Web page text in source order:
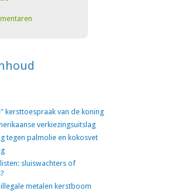
kersttoespraak van de koning
verkiezingsuitslag
tegen palmolie en kokosvet
sluiswachters of
metalen kerstboom